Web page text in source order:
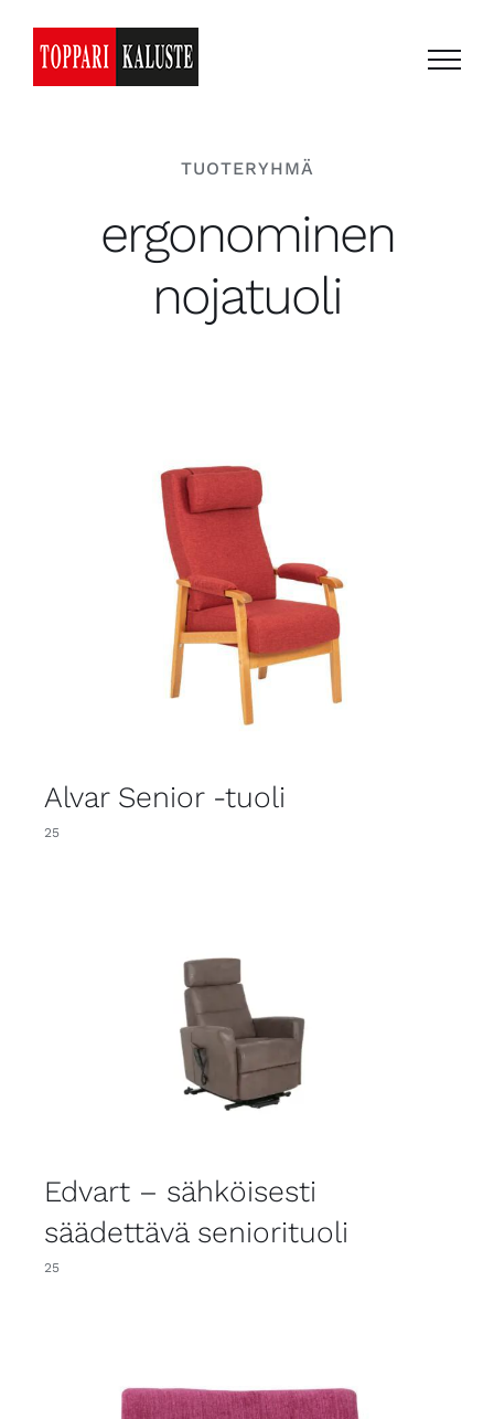
content
TUOTERYHMÄ
ergonominen
nojatuoli
Alvar Senior -tuoli
25
Edvart – sähköisesti
säädettävä seniorituoli
25